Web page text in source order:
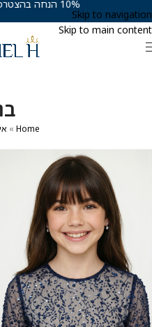
Skip to navigation
Skip to main content
Home
»
10% הנחה בהצטרפות למועדון VIP